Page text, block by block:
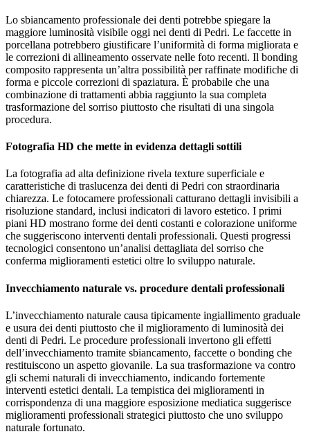
Lo sbiancamento professionale dei denti potrebbe spiegare la
maggiore luminosità visibile oggi nei denti di Pedri. Le faccette in
porcellana potrebbero giustificare l’uniformità di forma migliorata e
le correzioni di allineamento osservate nelle foto recenti. Il bonding
composito rappresenta un’altra possibilità per raffinate modifiche di
forma e piccole correzioni di spaziatura. È probabile che una
combinazione di trattamenti abbia raggiunto la sua completa
trasformazione del sorriso piuttosto che risultati di una singola
procedura.
Fotografia HD che mette in evidenza dettagli sottili
La fotografia ad alta definizione rivela texture superficiale e
caratteristiche di traslucenza dei denti di Pedri con straordinaria
chiarezza. Le fotocamere professionali catturano dettagli invisibili a
risoluzione standard, inclusi indicatori di lavoro estetico. I primi
piani HD mostrano forme dei denti costanti e colorazione uniforme
che suggeriscono interventi dentali professionali. Questi progressi
tecnologici consentono un’analisi dettagliata del sorriso che
conferma miglioramenti estetici oltre lo sviluppo naturale.
Invecchiamento naturale vs. procedure dentali professionali
L’invecchiamento naturale causa tipicamente ingiallimento graduale
e usura dei denti piuttosto che il miglioramento di luminosità dei
denti di Pedri. Le procedure professionali invertono gli effetti
dell’invecchiamento tramite sbiancamento, faccette o bonding che
restituiscono un aspetto giovanile. La sua trasformazione va contro
gli schemi naturali di invecchiamento, indicando fortemente
interventi estetici dentali. La tempistica dei miglioramenti in
corrispondenza di una maggiore esposizione mediatica suggerisce
miglioramenti professionali strategici piuttosto che uno sviluppo
naturale fortunato.